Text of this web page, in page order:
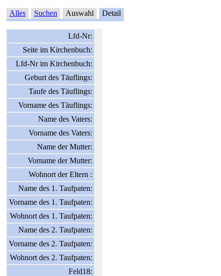
Alles Suchen Auswahl Detail
Lfd-Nr:
Seite im Kirchenbuch:
Lfd-Nr im Kirchenbuch:
Geburt des Täuflings:
Taufe des Täuflings:
Vorname des Täuflings:
Name des Vaters:
Vorname des Vaters:
Name der Mutter:
Vorname der Mutter:
Wohnort der Eltern :
Name des 1. Taufpaten:
Vorname des 1. Taufpaten:
Wohnort des 1. Taufpaten:
Name des 2. Taufpaten:
Vorname des 2. Taufpaten:
Wohnort des 2. Taufpaten:
Feld18: